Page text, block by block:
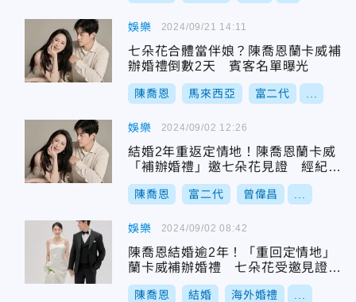
娛樂
七朵花合體當伴娘？陳喬恩蘭卡威補
辦婚禮倒數2天 賓客名單曝光
陳喬恩 馬來西亞 富二代
2024/09/21 14:11
娛樂
結婚2年重返定情地！陳喬恩蘭卡威
「補辦婚禮」邀七朵花見證 經紀人
回應了
陳喬恩 富二代 曾偉昌
2024/09/02 12:26
娛樂
陳喬恩結婚逾2年！「重回定情地」
蘭卡威補辦婚禮 七朵花受邀見證幸
福
陳喬恩 結婚 海外婚禮
2024/09/02 08:42